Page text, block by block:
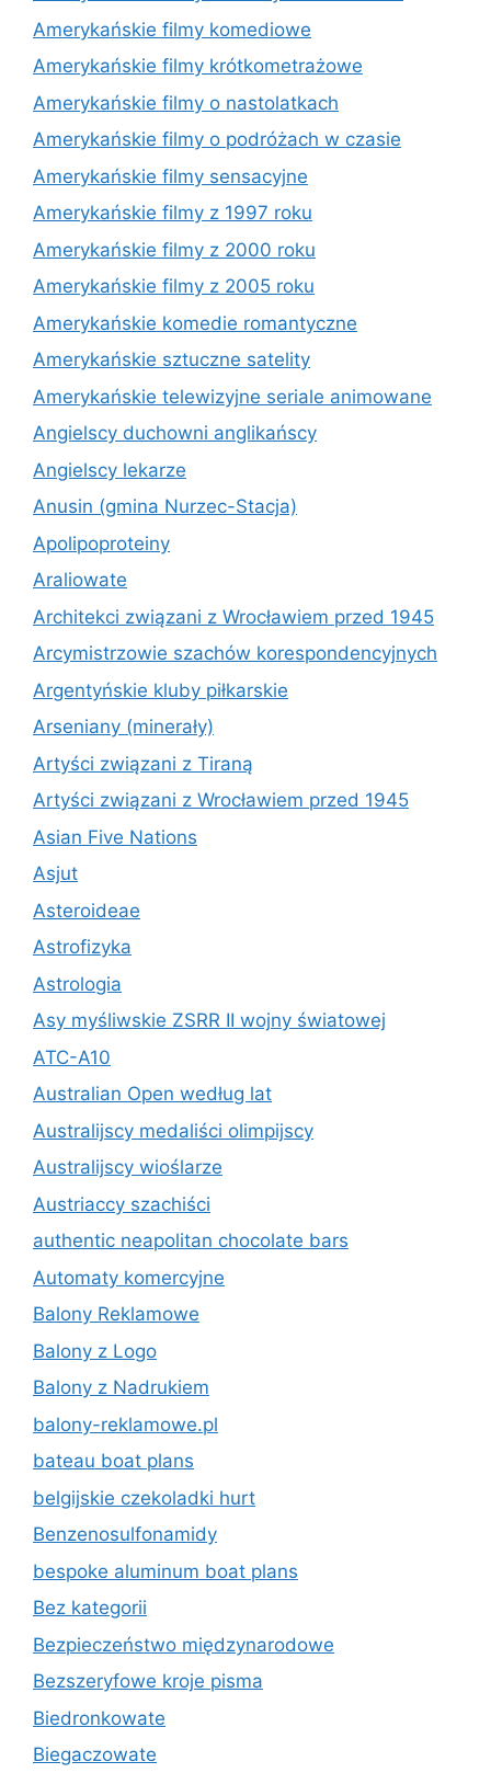
Amerykańskie filmy komediowe
Amerykańskie filmy krótkometrażowe
Amerykańskie filmy o nastolatkach
Amerykańskie filmy o podróżach w czasie
Amerykańskie filmy sensacyjne
Amerykańskie filmy z 1997 roku
Amerykańskie filmy z 2000 roku
Amerykańskie filmy z 2005 roku
Amerykańskie komedie romantyczne
Amerykańskie sztuczne satelity
Amerykańskie telewizyjne seriale animowane
Angielscy duchowni anglikańscy
Angielscy lekarze
Anusin (gmina Nurzec-Stacja)
Apolipoproteiny
Araliowate
Architekci związani z Wrocławiem przed 1945
Arcymistrzowie szachów korespondencyjnych
Argentyńskie kluby piłkarskie
Arseniany (minerały)
Artyści związani z Tiraną
Artyści związani z Wrocławiem przed 1945
Asian Five Nations
Asjut
Asteroideae
Astrofizyka
Astrologia
Asy myśliwskie ZSRR II wojny światowej
ATC-A10
Australian Open według lat
Australijscy medaliści olimpijscy
Australijscy wioślarze
Austriaccy szachiści
authentic neapolitan chocolate bars
Automaty komercyjne
Balony Reklamowe
Balony z Logo
Balony z Nadrukiem
balony-reklamowe.pl
bateau boat plans
belgijskie czekoladki hurt
Benzenosulfonamidy
bespoke aluminum boat plans
Bez kategorii
Bezpieczeństwo międzynarodowe
Bezszeryfowe kroje pisma
Biedronkowate
Biegaczowate